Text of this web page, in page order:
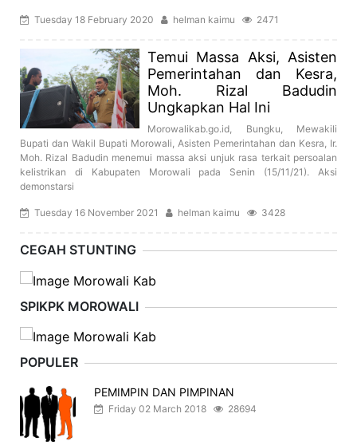
Tuesday 18 February 2020 helman kaimu 2471
Temui Massa Aksi, Asisten
Pemerintahan dan Kesra,
Moh. Rizal Badudin
Ungkapkan Hal Ini
Morowalikab.go.id, Bungku, Mewakili
Bupati dan Wakil Bupati Morowali, Asisten Pemerintahan dan Kesra, Ir.
Moh. Rizal Badudin menemui massa aksi unjuk rasa terkait persoalan
kelistrikan di Kabupaten Morowali pada Senin (15/11/21). Aksi
demonstarsi
Tuesday 16 November 2021 helman kaimu 3428
CEGAH STUNTING
SPIKPK MOROWALI
POPULER
PEMIMPIN DAN PIMPINAN
Friday 02 March 2018 28694